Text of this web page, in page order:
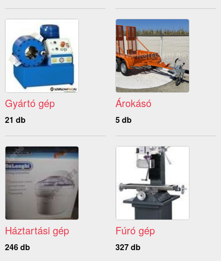
Gyártó gép
21 db
Árokásó
5 db
Háztartási gép
246 db
Fúró gép
327 db